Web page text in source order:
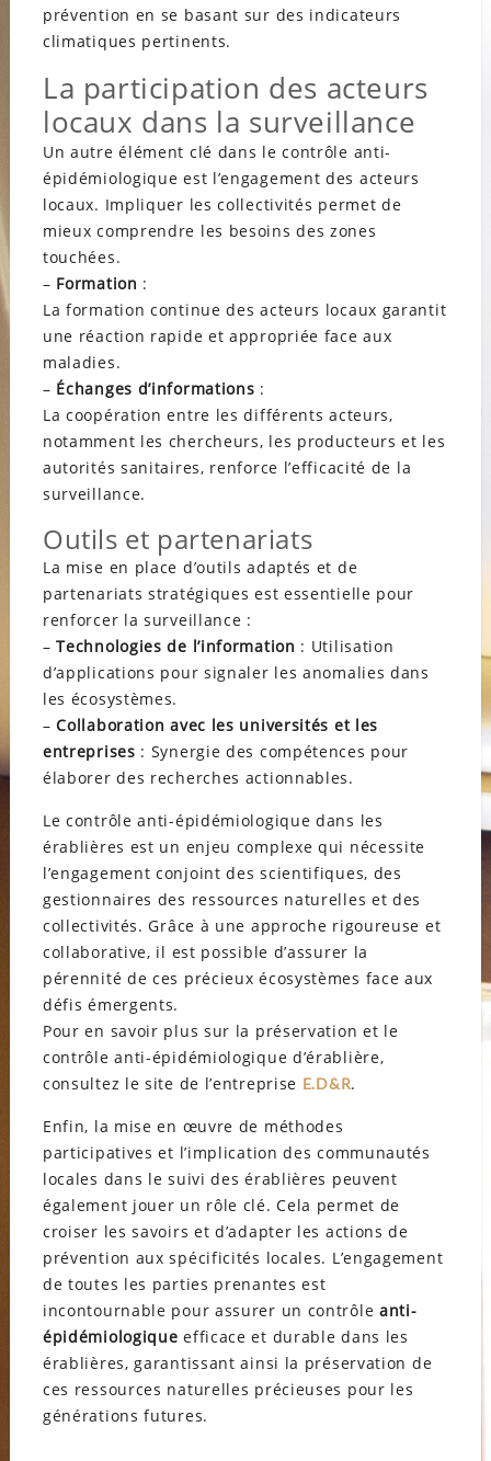
prévention en se basant sur des indicateurs
climatiques pertinents.
La participation des acteurs
locaux dans la surveillance
Un autre élément clé dans le contrôle anti-
épidémiologique est l’engagement des acteurs
locaux. Impliquer les collectivités permet de
mieux comprendre les besoins des zones
touchées.
– Formation :
La formation continue des acteurs locaux garantit
une réaction rapide et appropriée face aux
maladies.
– Échanges d’informations :
La coopération entre les différents acteurs,
notamment les chercheurs, les producteurs et les
autorités sanitaires, renforce l’efficacité de la
surveillance.
Outils et partenariats
La mise en place d’outils adaptés et de
partenariats stratégiques est essentielle pour
renforcer la surveillance :
–Technologies de l’information : Utilisation
d’applications pour signaler les anomalies dans
les écosystèmes.
–Collaboration avec les universités et les
entreprises : Synergie des compétences pour
élaborer des recherches actionnables.
Le contrôle anti-épidémiologique dans les
érablières est un enjeu complexe qui nécessite
l’engagement conjoint des scientifiques, des
gestionnaires des ressources naturelles et des
collectivités. Grâce à une approche rigoureuse et
collaborative, il est possible d’assurer la
pérennité de ces précieux écosystèmes face aux
défis émergents.
Pour en savoir plus sur la préservation et le
contrôle anti-épidémiologique d’érablière,
consultez le site de l’entreprise E.D&R.
Enfin, la mise en œuvre de méthodes
participatives et l’implication des communautés
locales dans le suivi des érablières peuvent
également jouer un rôle clé. Cela permet de
croiser les savoirs et d’adapter les actions de
prévention aux spécificités locales. L’engagement
de toutes les parties prenantes est
incontournable pour assurer un contrôle anti-
épidémiologique efficace et durable dans les
érablières, garantissant ainsi la préservation de
ces ressources naturelles précieuses pour les
générations futures.